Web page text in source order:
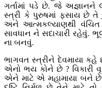
ગર્તામાં પડે છે. જે અજ્ઞાનને
સ્ત્રી કે પુરુષમાં ફસાય છે
અને આત્મકલ્યાણથી વંચિત
સાવધાન ને સદાચારી રહેવું.
ના બનવું.
ભાગવત સ્ત્રીને દેવમાયા
એનો ભય કોને છે ? વિકારી
એને માટે એ મહામાયા બને છે